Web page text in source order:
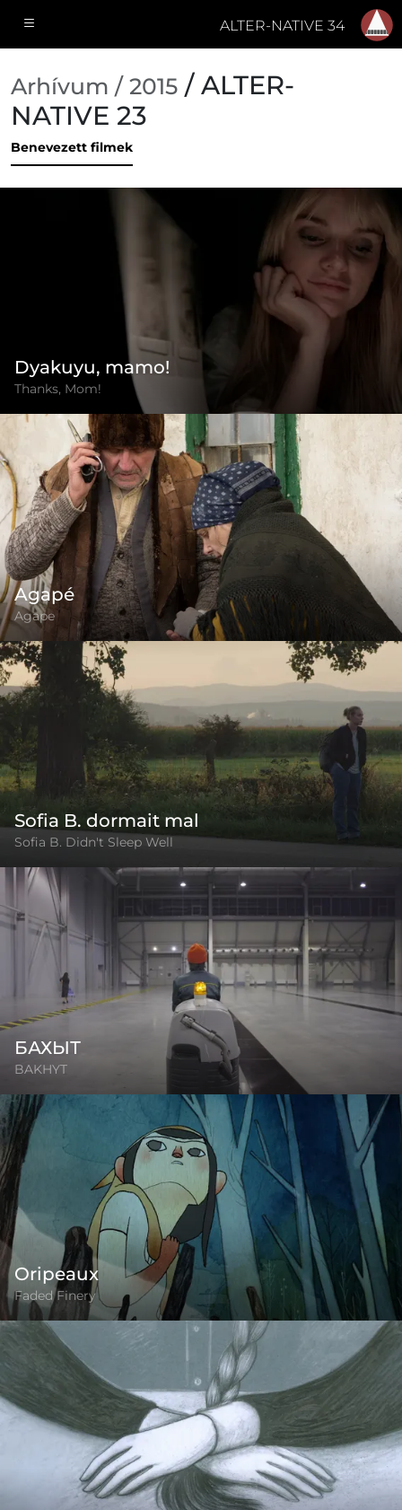
ALTER-NATIVE 34
Arhívum / 2015 / ALTER-
NATIVE 23
Benevezett filmek
Dyakuyu, mamo!
Thanks, Mom!
Agapé
Agape
Sofia B. dormait mal
Sofia B. Didn't Sleep Well
БАХЫТ
BAKHYT
Oripeaux
Faded Finery